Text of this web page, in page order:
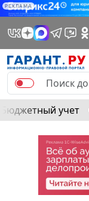
РЕКЛАМА
Бюджетный учет